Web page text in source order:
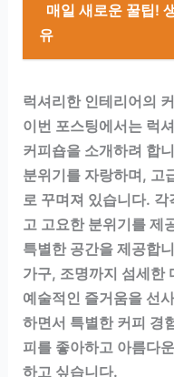
매일 새로운 꿀팁!
유
럭셔리한 인테리어의
이번 포스팅에서는 럭
커피숍을 소개하려 합
분위기를 자랑하며, 고
로 꾸며져 있습니다.
고 고요한 분위기를 제
특별한 공간을 제공합
가구, 조명까지 섬세한
예술적인 즐거움을 선
하면서 특별한 커피 경
피를 좋아하고 아름다
하고 싶습니다.